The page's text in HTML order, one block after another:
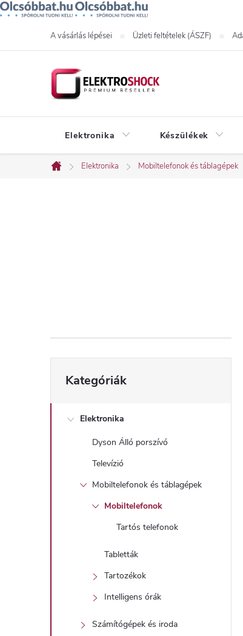
A vásárlás lépései Üzleti feltételek (ÁSZF)
Elektronika Készülékek
Kezdőlap
Elektronika Mobiltelefonok és táblagépek
l
s
ó átugrása
Kategóriák
Elektronika
Dyson Álló porszívó
Televízió
Mobiltelefonok és táblagépek
Mobiltelefonok
Tartós telefonok
Tabletták
Tartozékok
Intelligens órák
Számítógépek és iroda